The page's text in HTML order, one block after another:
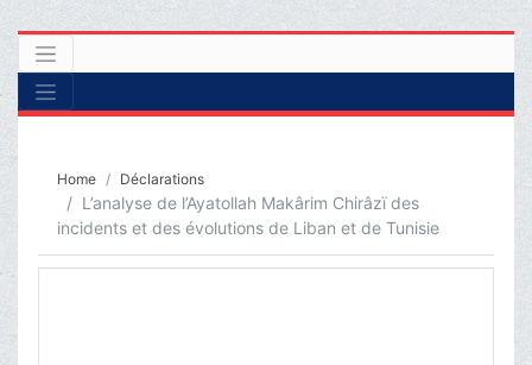
Home Déclarations
L’analyse de l’Ayatollah Makârim Chirâzï des
incidents et des évolutions de Liban et de Tunisie